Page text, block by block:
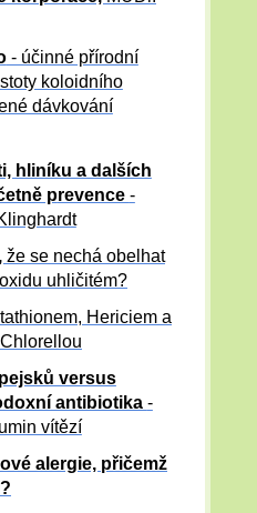
- účinné přírodní
koloidního
dávkování
hliníku a dalších
prevence -
že se nechá obelhat
uhličitém?
Hericiem a
versus
antibiotika -
vítězí
alergie, přičemž